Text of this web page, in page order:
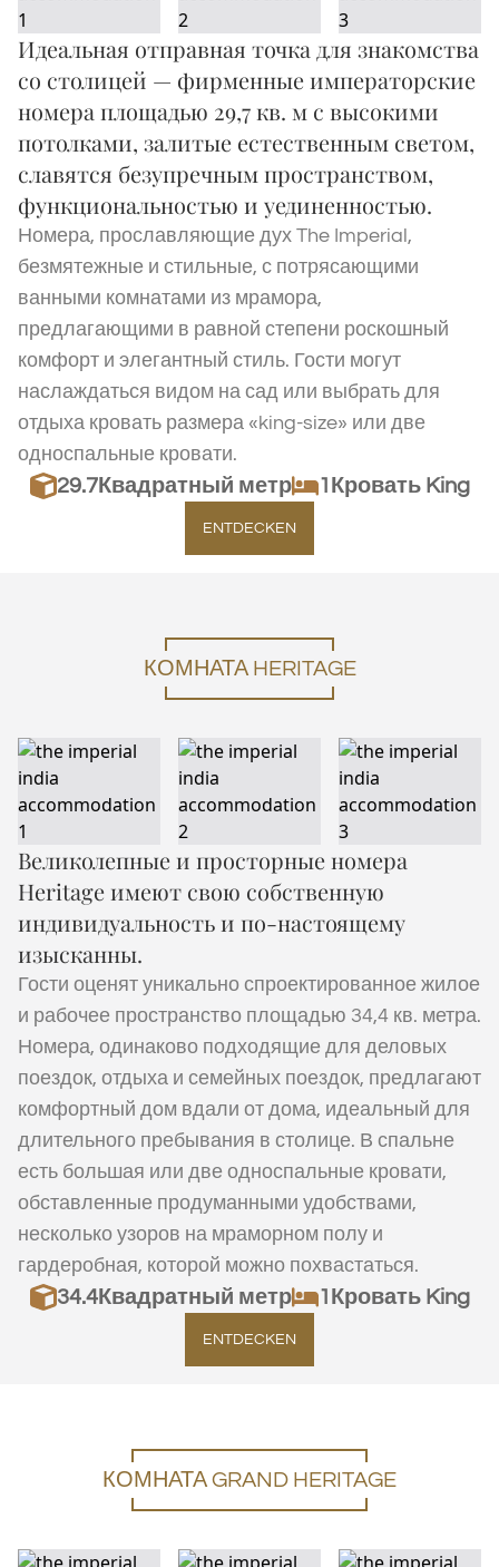
Идеальная отправная точка для знакомства
со столицей — фирменные императорские
номера площадью 29,7 кв. м с высокими
потолками, залитые естественным светом,
славятся безупречным пространством,
функциональностью и уединенностью.
Номера, прославляющие дух The Imperial,
безмятежные и стильные, с потрясающими
ванными комнатами из мрамора,
предлагающими в равной степени роскошный
комфорт и элегантный стиль. Гости могут
наслаждаться видом на сад или выбрать для
отдыха кровать размера «king-size» или две
односпальные кровати.
29.7Квадратный метр 1Кровать King
ENTDECKEN
КОМНАТА HERITAGE
Великолепные и просторные номера
Heritage имеют свою собственную
индивидуальность и по-настоящему
изысканны.
Гости оценят уникально спроектированное жилое
и рабочее пространство площадью 34,4 кв. метра.
Номера, одинаково подходящие для деловых
поездок, отдыха и семейных поездок, предлагают
комфортный дом вдали от дома, идеальный для
длительного пребывания в столице. В спальне
есть большая или две односпальные кровати,
обставленные продуманными удобствами,
несколько узоров на мраморном полу и
гардеробная, которой можно похвастаться.
34.4Квадратный метр 1Кровать King
ENTDECKEN
КОМНАТА GRAND HERITAGE